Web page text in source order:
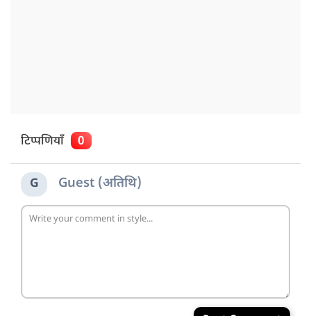
टिप्पणियाँ 0
G Guest (अतिथि)